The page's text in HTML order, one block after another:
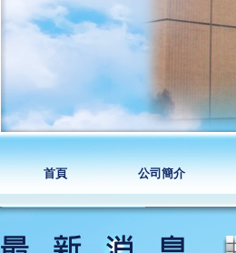
首頁 公司簡介